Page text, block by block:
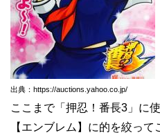
出典：https://auctions.yahoo.co.jp/
ここまで「押忍！番長3」に
【エンブレム】に的を絞って